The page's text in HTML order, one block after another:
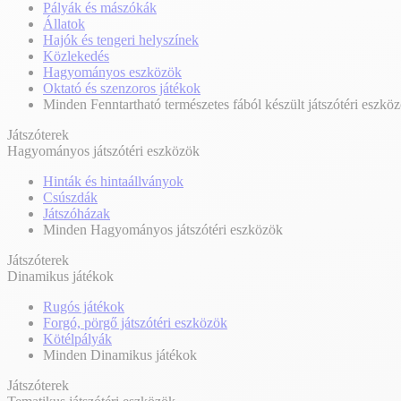
Pályák és mászókák
Állatok
Hajók és tengeri helyszínek
Közlekedés
Hagyományos eszközök
Oktató és szenzoros játékok
Minden Fenntartható természetes fából készült játszótéri
Játszóterek
Hagyományos játszótéri eszközök
Hinták és hintaállványok
Csúszdák
Játszóházak
Minden Hagyományos játszótéri eszközök
Játszóterek
Dinamikus játékok
Rugós játékok
Forgó, pörgő játszótéri eszközök
Kötélpályák
Minden Dinamikus játékok
Játszóterek